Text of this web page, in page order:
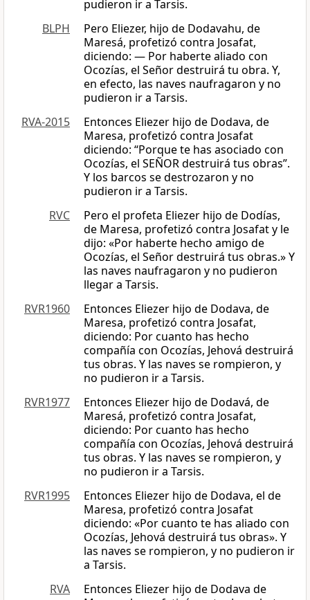
pudieron ir a Tarsis.
BLPH
Pero Eliezer, hijo de Dodavahu, de
Maresá, profetizó contra Josafat,
diciendo: — Por haberte aliado con
Ocozías, el Señor destruirá tu obra. Y,
en efecto, las naves naufragaron y no
pudieron ir a Tarsis.
RVA-2015
Entonces Eliezer hijo de Dodava, de
Maresa, profetizó contra Josafat
diciendo: “Porque te has asociado con
Ocozías, el SEÑOR destruirá tus obras”.
Y los barcos se destrozaron y no
pudieron ir a Tarsis.
RVC
Pero el profeta Eliezer hijo de Dodías,
de Maresa, profetizó contra Josafat y le
dijo: «Por haberte hecho amigo de
Ocozías, el Señor destruirá tus obras.» Y
las naves naufragaron y no pudieron
llegar a Tarsis.
RVR1960
Entonces Eliezer hijo de Dodava, de
Maresa, profetizó contra Josafat,
diciendo: Por cuanto has hecho
compañía con Ocozías, Jehová destruirá
tus obras. Y las naves se rompieron, y
no pudieron ir a Tarsis.
RVR1977
Entonces Eliezer hijo de Dodavá, de
Maresá, profetizó contra Josafat,
diciendo: Por cuanto has hecho
compañía con Ocozías, Jehová destruirá
tus obras. Y las naves se rompieron, y
no pudieron ir a Tarsis.
RVR1995
Entonces Eliezer hijo de Dodava, el de
Maresa, profetizó contra Josafat
diciendo: «Por cuanto te has aliado con
Ocozías, Jehová destruirá tus obras». Y
las naves se rompieron, y no pudieron ir
a Tarsis.
RVA
Entonces Eliezer hijo de Dodava de